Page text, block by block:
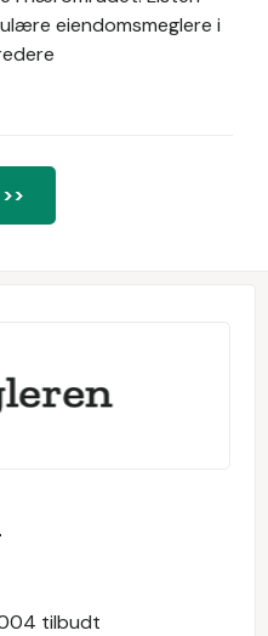
eiendomsmeglere i
tilbudt